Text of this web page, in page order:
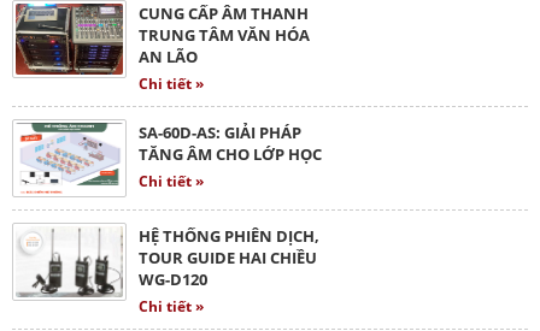
CUNG CẤP ÂM THANH
TRUNG TÂM VĂN HÓA
AN LÃO
Chi tiết »
SA-60D-AS: GIẢI PHÁP
TĂNG ÂM CHO LỚP HỌC
Chi tiết »
HỆ THỐNG PHIÊN DỊCH,
TOUR GUIDE HAI CHIỀU
WG-D120
Chi tiết »